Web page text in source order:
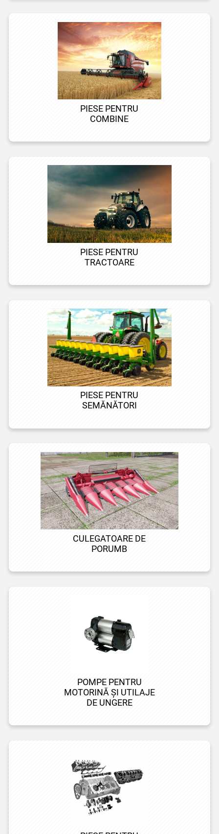
PIESE PENTRU
COMBINE
PIESE PENTRU
TRACTOARE
PIESE PENTRU
SEMĂNĂTORI
CULEGATOARE DE
PORUMB
POMPE PENTRU
MOTORINĂ ȘI UTILAJE
DE UNGERE